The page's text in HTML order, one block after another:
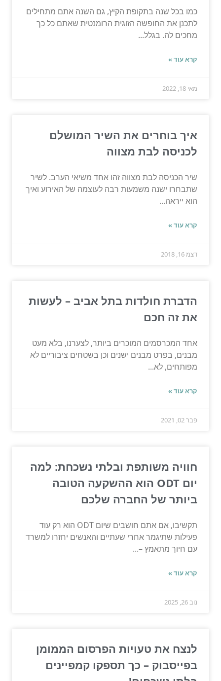
כמו בכל שנה בתקופת הקיץ, גם השנה אתם מתחילים
לתכנן את החופשה הזוגית הרומנטית שאתם כל כך
מחכים לה. בגלל...
קרא עוד »
מאי 18, 2022
איך בוחרים את השיר המושלם
לכניסה לבת מצווה
שיר הכניסה לבת מצווה זהו אחד משיאי הערב. לשיר
שתבחרו ישנה משמעות רבה לעוצמה של האירוע ואיך
הוא ייראה...
קרא עוד »
דצמ 16, 2018
הדברת חולדות בתל אביב – לעשות
את זה חכם
אחד המכרסמים המוכרים ביותר, לצערנו, בלא מעט
מבנים, בפרט מבנים ישנים וכן בשטחים ציבוריים לא
מפותחים, לא...
קרא עוד »
פבר 02, 2021
חוויה משותפת ובלתי נשכחת: למה
יום ODT הוא ההשקעה הטובה
ביותר של החברה שלכם
תקשיבו, אם אתם חושבים שיום ODT הוא רק עוד
פעילות שתיגמר אחרי שעתיים והאנשים יחזרו למשרד
עם חיוך מתאמץ –...
קרא עוד »
נוב 26, 2025
לנצח את טעויות הפרסום הממומן
בפייסבוק – כך תספקו קמפיינים